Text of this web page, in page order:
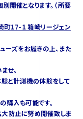
開催となります。（所要
町17-1 箱崎リージェン
ーズをお履きの上、また
せ。
験と計測機の体験をして
購入も可能です。
防止に努め開催致しま